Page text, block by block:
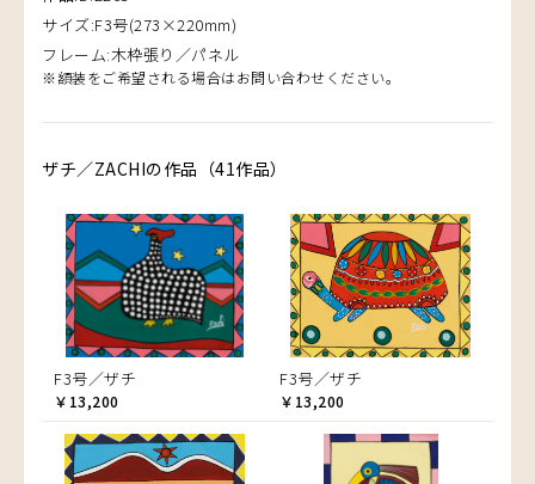
サイズ:F3号(273×220mm)
フレーム:木枠張り／パネル
※額装をご希望される場合はお問い合わせください。
ザチ／ZACHIの作品（41作品）
F3号／ザチ
￥13,200
F3号／ザチ
￥13,200